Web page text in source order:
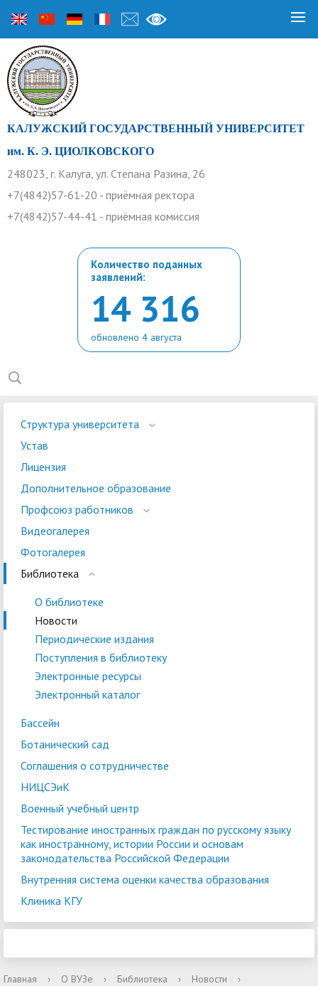
КАЛУЖСКИЙ ГОСУДАРСТВЕННЫЙ УНИВЕРСИТЕТ
им. К. Э. ЦИОЛКОВСКОГО
248023, г. Калуга, ул. Степана Разина, 26
+7(4842)57-61-20 - приёмная ректора
+7(4842)57-44-41 - приёмная комиссия
Количество поданных
заявлений:
14 316
обновлено 4 августа
Структура университета
Устав
Лицензия
Дополнительное образование
Профсоюз работников
Видеогалерея
Фотогалерея
Библиотека
О библиотеке
Новости
Периодические издания
Поступления в библиотеку
Электронные ресурсы
Электронный каталог
Бассейн
Ботанический сад
Соглашения о сотрудничестве
НИЦСЭиК
Военный учебный центр
Тестирование иностранных граждан по русскому языку
как иностранному, истории России и основам
законодательства Российской Федерации
Внутренняя система оценки качества образования
Клиника КГУ
Главная › О ВУЗе › Библиотека › Новости
›